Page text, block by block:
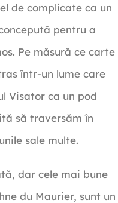
de complicate ca un
pentru a
Pe măsură ce carte
într-un lume care
Visator ca un pod
să traversăm în
sale multe.
dar cele mai bune
du Maurier, sunt un